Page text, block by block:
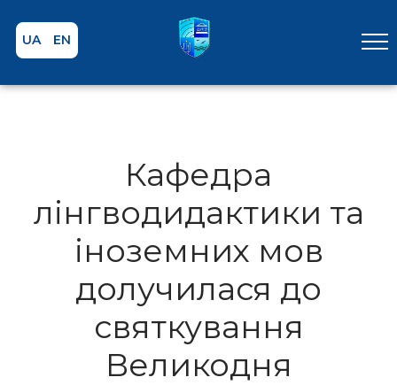
UA EN
Кафедра
лінгводидактики та
іноземних мов
долучилася до
святкування
Великодня